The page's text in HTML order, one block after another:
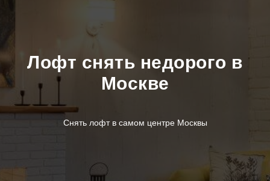
Лофт снять недорого в
Москве
Снять лофт в самом центре Москвы